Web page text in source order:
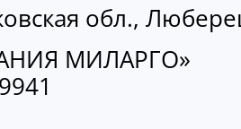
обл.,
МИЛАРГО»